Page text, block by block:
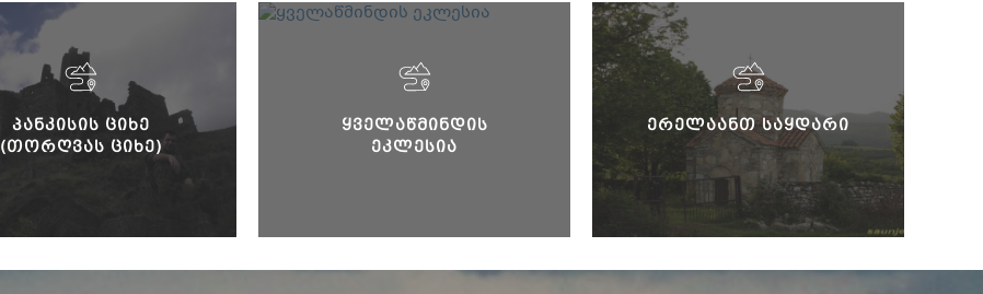
ᲞᲐᲜᲙᲘᲡᲘᲡ ᲪᲘᲮᲔ
(ᲗᲝᲠᲦᲕᲐᲡ ᲪᲘᲮᲔ)
ᲧᲕᲔᲚᲐᲬᲛᲘᲜᲓᲘᲡ
ᲔᲙᲚᲔᲡᲘᲐ
ᲔᲠᲔᲚᲐᲐᲜᲗ ᲡᲐᲧᲓᲐᲠᲘ